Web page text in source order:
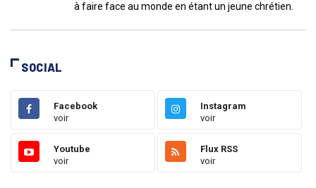
à faire face au monde en étant un jeune chrétien.
SOCIAL
Facebook
voir
Instagram
voir
Youtube
voir
Flux RSS
voir